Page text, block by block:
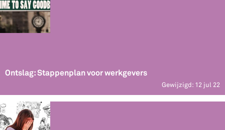
Ontslag: Stappenplan voor werkgevers
Gewijzigd: 12 jul 22